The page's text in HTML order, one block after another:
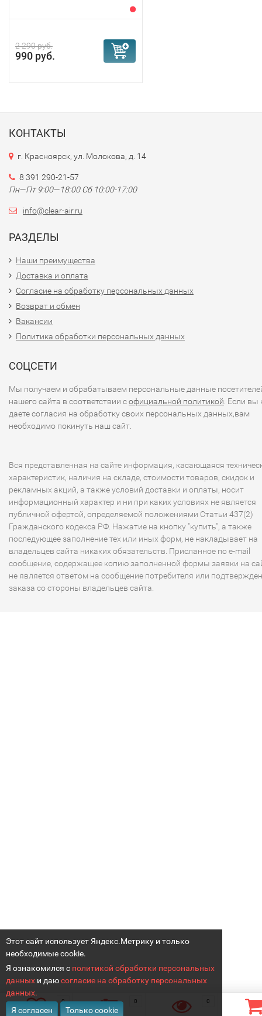
Этот сайт использует Яндекс.Метрику и только
необходимые cookie.
Я ознакомился с политикой обработки персональных
данных и даюсогласие на обработку персональных
данных.
Я согласен
Только cookie
2 290 руб.
990 руб.
КОНТАКТЫ
г. Красноярск, ул. Молокова, д. 14
8 391 290-21-57
Пн—Пт 9:00—18:00 Сб 10:00-17:00
info@clear-air.ru
РАЗДЕЛЫ
Наши преимущества
Доставка и оплата
Согласие на обработку персональных данных
Возврат и обмен
Вакансии
Политика обработки персональных данных
СОЦСЕТИ
Мы получаем и обрабатываем персональные данные
нашего сайта в соответствии софициальной политикой . Если вы
даете согласия на обработку своих персональных данных,вам
необходимо покинуть наш сайт.
Вся представленная на сайте информация, касающаяся
характеристик, наличия на складе, стоимости товаров, скидок и
рекламных акций, а также условий доставки и оплаты, носит
информационный характер и ни при каких условиях не является
публичной офертой, определяемой положениями Статьи 437(2)
Гражданского кодекса РФ. Нажатие на кнопку "купить", а также
последующее заполнение тех или иных форм, не накладывает на
владельцев сайта никаких обязательств. Присланное по e-mail
сообщение, содержащее копию заполненной формы заявки на
не является ответом на сообщение потребителя или
заказа со стороны владельцев сайта.
0 0 0